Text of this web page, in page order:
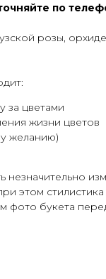
по
розы,
за цветами
жизни цветов
желанию)
незначительно
этом
фото букета